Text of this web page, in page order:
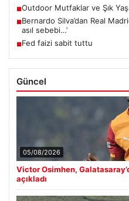
■Outdoor Mutfaklar ve Şık
■Bernardo Silva’dan Real
asıl sebebi…’
■Fed faizi sabit tuttu
Güncel
05/08/2026
Victor Osimhen,
açıkladı